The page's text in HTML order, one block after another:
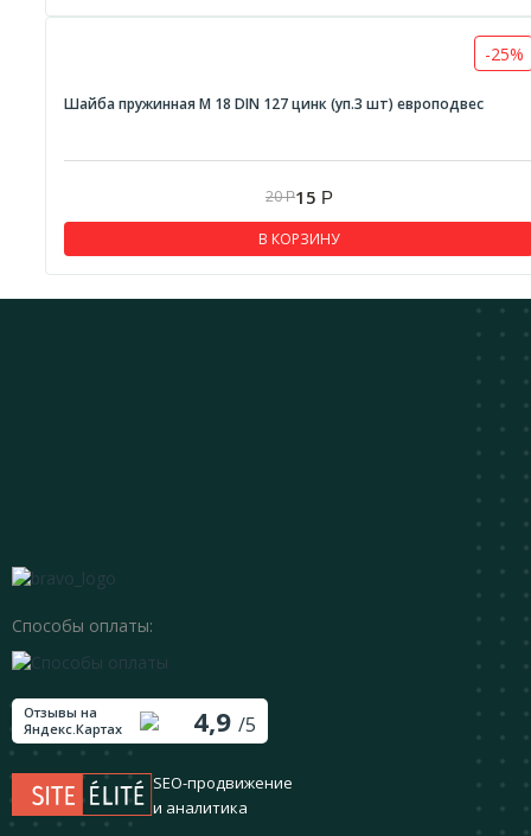
-25%
Шайба пружинная М 18 DIN 127 цинк (уп.3 шт) европодвес
20Р15 Р
В КОРЗИНУ
Способы оплаты:
Отзывы на
Яндекс.Картах
4,9 /5
SEO-продвижение
и аналитика